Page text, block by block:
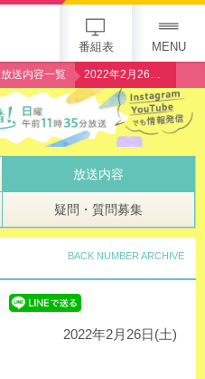
番組表 MENU
放送内容一覧 2022年2月26日（土）「ひな祭りを楽しもう！」
放送内容
疑問・質問募集
BACK NUMBER ARCHIVE
2022年2月26日(土)